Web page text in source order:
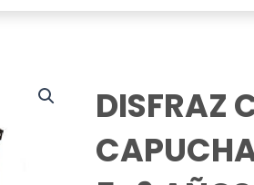
DISFRAZ